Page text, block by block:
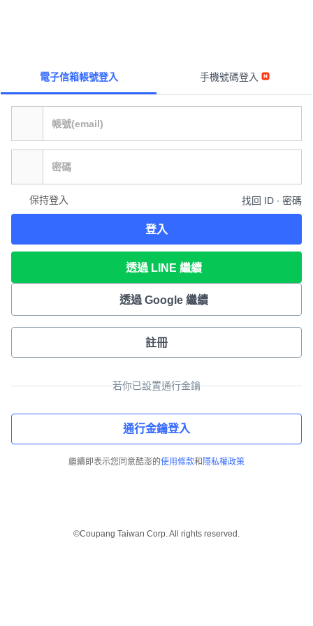
電子信箱帳號登入 手機號碼登入
保持登入 找回 ID ∙ 密碼
登入
透過 LINE 繼續
透過 Google 繼續
註冊
若你已設置通行金鑰
通行金鑰登入
繼續即表示您同意酷澎的使用條款和 隱私權政策
©Coupang Taiwan Corp. All rights reserved.